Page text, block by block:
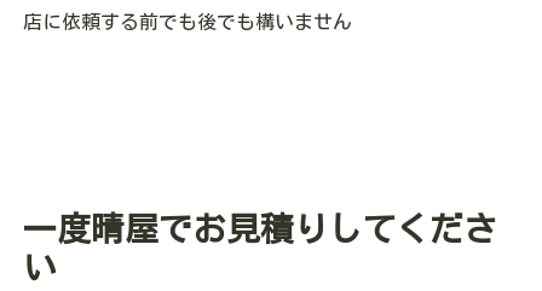
店に依頼する前でも後でも構いません
一度晴屋でお見積りしてくださ
い